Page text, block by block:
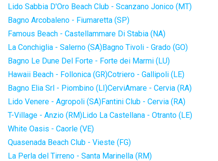
Lido Sabbia D'Oro Beach Club - Scanzano Jonico (MT)
Bagno Arcobaleno - Fiumaretta (SP)
Famous Beach - Castellammare Di Stabia (NA)
La Conchiglia - Salerno (SA)Bagno Tivoli - Grado (GO)
Bagno Le Dune Del Forte - Forte dei Marmi (LU)
Hawaii Beach - Follonica (GR)Cotriero - Gallipoli (LE)
Bagno Elia Srl - Piombino (LI)CerviAmare - Cervia (RA)
Lido Venere - Agropoli (SA)Fantini Club - Cervia (RA)
T-Village - Anzio (RM)Lido La Castellana - Otranto (LE)
White Oasis - Caorle (VE)
Quasenada Beach Club - Vieste (FG)
La Perla del Tirreno - Santa Marinella (RM)